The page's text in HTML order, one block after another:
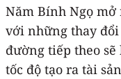
Năm Bính Ngọ
với những thay
đường tiếp theo
tốc độ tạo ra tài